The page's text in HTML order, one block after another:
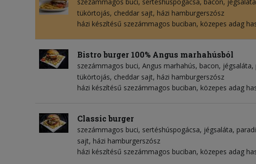
szezámmagos buci sertéshúspogácsa bacon jégsaláta
tükörtojás cheddar sajt házi hamburgerszósz
házi készítésű szezámmagos buciban, közepes adag
Bistro burger 100% Angus marhahúsból
szezámmagos buci Angus marhahús bacon jégsaláta
tükörtojás cheddar sajt házi hamburgerszósz
házi készítésű szezámmagos buciban, közepes adag
Classic burger
szezámmagos buci sertéshúspogácsa jégsaláta
sajt házi hamburgerszósz
házi készítésű szezámmagos buciban, közepes adag